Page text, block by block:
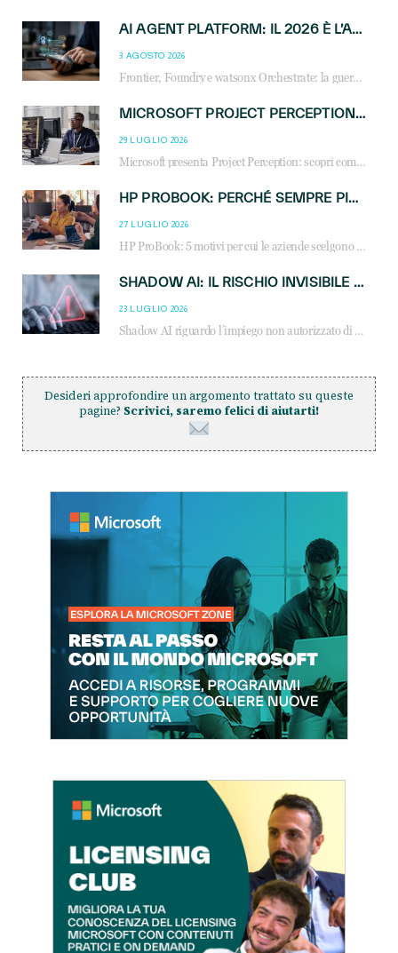
AI AGENT PLATFORM: IL 2026 È L’ANNO DEL «SISTEMA OPERATIVO» PER GLI AGENTI AZIENDALI
3 AGOSTO 2026
Frontier, Foundry e watsonx Orchestrate: la guerra delle piattaforme AI agent ridisegna il mercato IT. Cosa cambia per reseller, MSP e system integrator.
MICROSOFT PROJECT PERCEPTION: COME GLI AGENTI AI CAMBIERANNO SOC, CYBERSECURITY E SERVIZI MSP
29 LUGLIO 2026
Microsoft presenta Project Perception: scopri come gli agenti AI possono trasformare cybersecurity, SOC e servizi gestiti degli MSP.
HP PROBOOK: PERCHÉ SEMPRE PIÙ AZIENDE SCELGONO NOTEBOOK PROGETTATI PER IL LAVORO MODERNO
27 LUGLIO 2026
HP ProBook: 5 motivi per cui le aziende scelgono i notebook business HP per migliorare produttività, sicurezza e gestione dell’AI.
SHADOW AI: IL RISCHIO INVISIBILE CHE LE AZIENDE POSSONO GOVERNARE
23 LUGLIO 2026
Shadow AI riguardo l’impiego non autorizzato di sistemi AI all’interno dell’azienda. E’ una pratica che si diffonde a partire dai dipendenti fino ai dirigenti e mette a repentaglio la cybersecurity, con costi più elevati per le organizzazioni. Due recenti report illustrano il fenomeno e forniscono dati in merito
Desideri approfondire un argomento trattato su queste
pagine? Scrivici, saremo felici di aiutarti!